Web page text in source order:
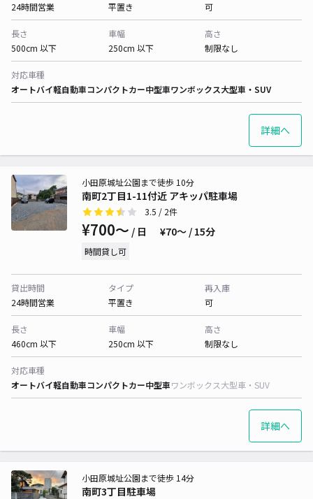
24時間営業
平置き
可
長さ
500cm 以下
車幅
250cm 以下
高さ
制限なし
対応車種
オートバイ軽自動車コンパクトカー中型車ワンボックス大型車・SUV
詳細へ
南町2丁目1-11付近 アキッパ駐車場
小田原城址公園まで徒歩 10分
3.5 / 2件
¥700〜 / 日 ¥70〜 / 15分
時間貸し可
貸出時間
24時間営業
タイプ
平置き
再入庫
可
長さ
460cm 以下
車幅
250cm 以下
高さ
制限なし
対応車種
オートバイ軽自動車コンパクトカー中型車ワンボックス大型車・SUV
詳細へ
南町3丁目駐車場
小田原城址公園まで徒歩 14分